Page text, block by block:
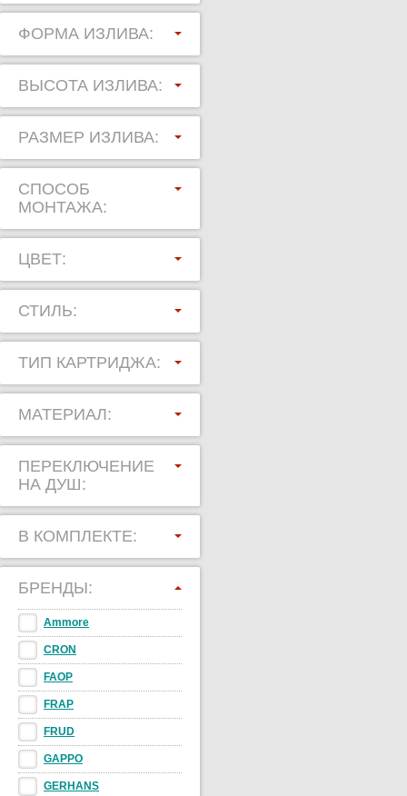
ФОРМА ИЗЛИВА:
ВЫСОТА ИЗЛИВА:
РАЗМЕР ИЗЛИВА:
СПОСОБ
МОНТАЖА:
ЦВЕТ:
СТИЛЬ:
ТИП КАРТРИДЖА:
МАТЕРИАЛ:
ПЕРЕКЛЮЧЕНИЕ
НА ДУШ:
В КОМПЛЕКТЕ:
БРЕНДЫ:
Ammore
CRON
FAOP
FRAP
FRUD
GAPPO
GERHANS